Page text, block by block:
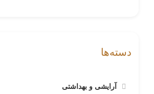
دسته‌ها
آرایشی و بهداشتی